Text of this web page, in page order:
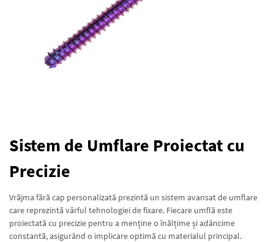
Sistem de Umflare Proiectat cu
Precizie
Vrăjma fără cap personalizată prezintă un sistem avansat de umflare
care reprezintă vârful tehnologiei de fixare. Fiecare umflă este
proiectată cu precizie pentru a menține o înălțime și adâncime
constantă, asigurând o implicare optimă cu materialul principal.